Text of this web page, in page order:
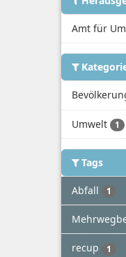
Amt für
Umwelt 1
Tags
Abfall 1
recup 1